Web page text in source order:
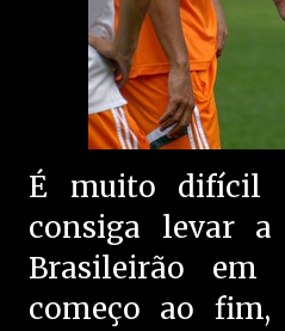
É muito difícil
consiga levar
Brasileirão
começo ao fim,